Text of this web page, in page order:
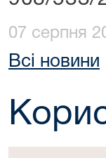
07 серпня
Всі новини